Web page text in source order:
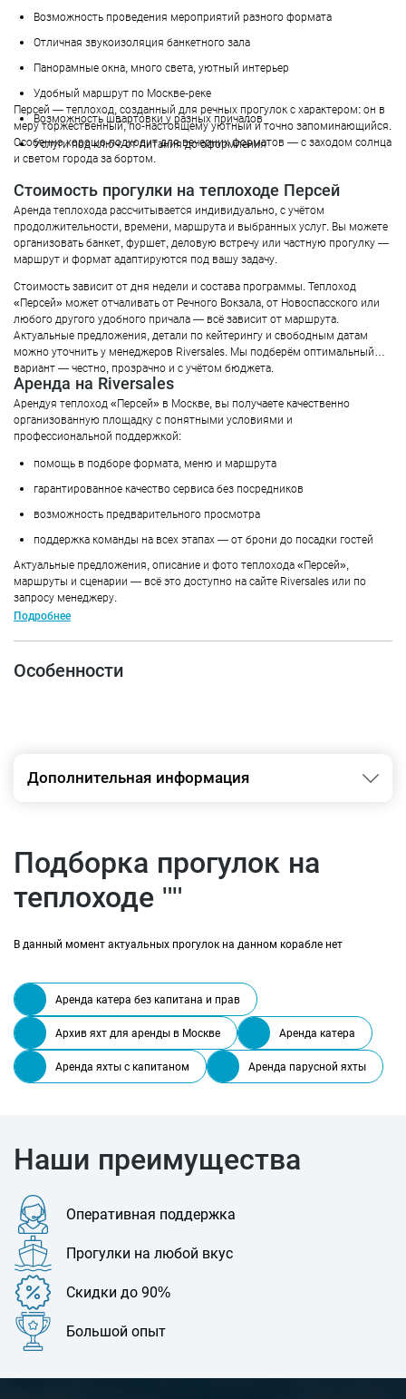
Возможность проведения мероприятий разного формата
Отличная звукоизоляция банкетного зала
Панорамные окна, много света, уютный интерьер
Удобный маршрут по Москве-реке
Возможность швартовки у разных причалов
Услуги под ключ: от питания до оформления
Персей — теплоход, созданный для речных прогулок с характером: он в
меру торжественный, по-настоящему уютный и точно запоминающийся.
Особенно хорошо подходит для вечерних форматов — с заходом солнца
и светом города за бортом.
Стоимость прогулки на теплоходе Персей
Аренда теплохода рассчитывается индивидуально, с учётом
продолжительности, времени, маршрута и выбранных услуг. Вы можете
организовать банкет, фуршет, деловую встречу или частную прогулку —
маршрут и формат адаптируются под вашу задачу.
Стоимость зависит от дня недели и состава программы. Теплоход
«Персей» может отчаливать от Речного Вокзала, от Новоспасского или
любого другого удобного причала — всё зависит от маршрута.
Актуальные предложения, детали по кейтерингу и свободным датам
можно уточнить у менеджеров Riversales. Мы подберём оптимальный
вариант — честно, прозрачно и с учётом бюджета.
Аренда на Riversales
Арендуя теплоход «Персей» в Москве, вы получаете качественно
организованную площадку с понятными условиями и
профессиональной поддержкой:
помощь в подборе формата, меню и маршрута
гарантированное качество сервиса без посредников
возможность предварительного просмотра
поддержка команды на всех этапах — от брони до посадки гостей
Актуальные предложения, описание и фото теплохода «Персей»,
маршруты и сценарии — всё это доступно на сайте Riversales или по
запросу менеджеру.
Подробнее
Особенности
Дополнительная информация
Подборка прогулок на
теплоходе ""
В данный момент актуальных прогулок на данном корабле нет
Аренда катера без капитана и прав
Архив яхт для аренды в Москве Аренда катера
Аренда яхты с капитаном Аренда парусной яхты
Наши преимущества
Оперативная поддержка
Прогулки на любой вкус
Скидки до 90%
Большой опыт